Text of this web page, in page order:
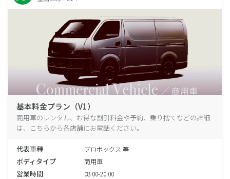
基本料金プラン（V1）
商用車のレンタル、お得な割引料金や予約、乗り捨てなどの詳細
は、こちらから各店舗にお電話ください。
代表車種 プロボックス 等
ボディタイプ 商用車
営業時間 08:00-20:00